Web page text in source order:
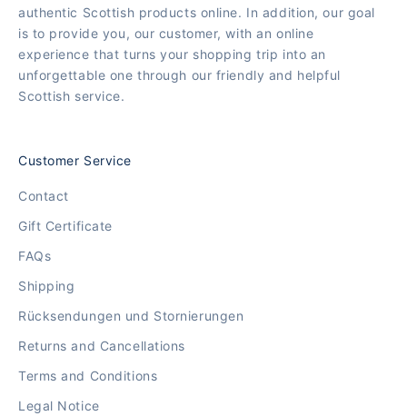
authentic Scottish products online. In addition, our goal
is to provide you, our customer, with an online
experience that turns your shopping trip into an
unforgettable one through our friendly and helpful
Scottish service.
Customer Service
Contact
Gift Certificate
FAQs
Shipping
Rücksendungen und Stornierungen
Returns and Cancellations
Terms and Conditions
Legal Notice